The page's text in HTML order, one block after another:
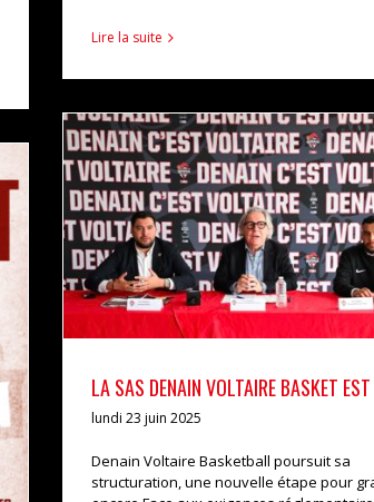
Lire la suite
LA SAS DENAIN VOLTAIRE BASKET EST
actualités
LA SAS DENAIN VOLTAIRE BASKET EST
lundi 23 juin 2025
Denain Voltaire Basketball poursuit sa
structuration, une nouvelle étape pour